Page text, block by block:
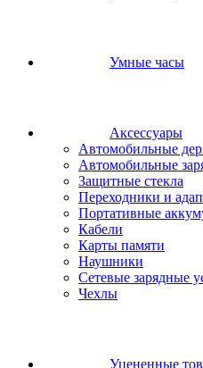
Умные часы
Аксессуары
Автомобильные
Автомобильные
Защитные стекла
Переходники и
Портативные
Кабели
Карты памяти
Наушники
Сетевые зарядные
Чехлы
Уцененные